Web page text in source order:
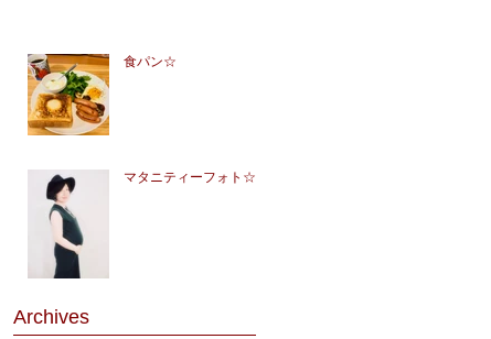
食パン☆
マタニティーフォト☆
Archives